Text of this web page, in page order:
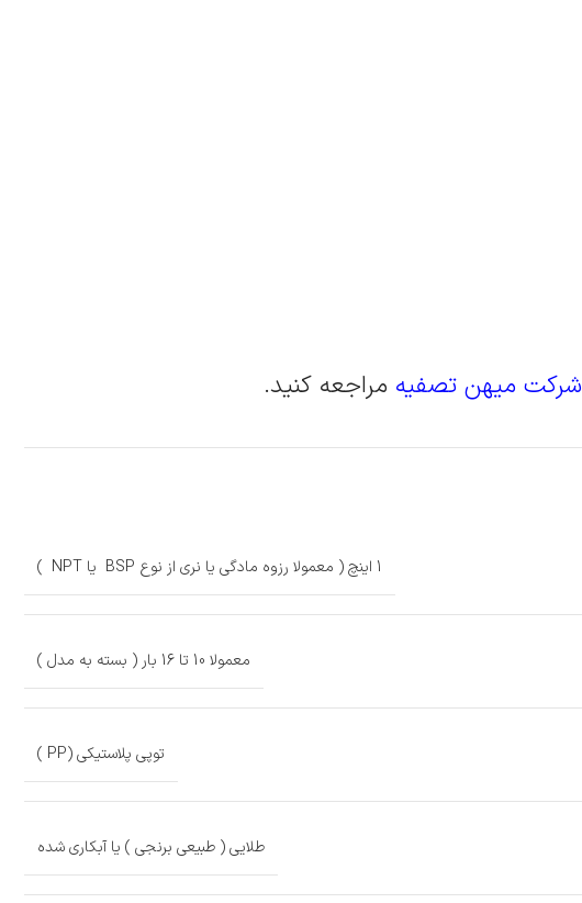
شرکت میهن تصفیه مراجعه کنید.
1 اینچ ( معمولا رزوه مادگی یا نری از نوع BSP یا NPT )
معمولا 10 تا 16 بار ( بسته به مدل )
توپی پلاستیکی (PP )
طلایی ( طبیعی برنجی ) یا آبکاری شده